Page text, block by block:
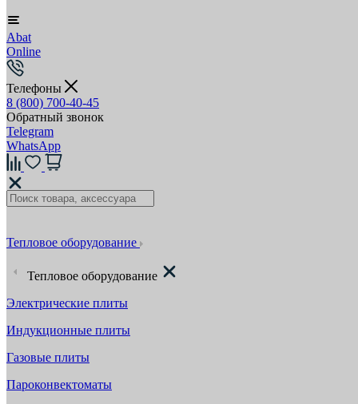
Abat
Online
Телефоны
8 (800) 700-40-45
Обратный звонок
Telegram
WhatsApp
Тепловое оборудование
Тепловое оборудование
Электрические плиты
Индукционные плиты
Газовые плиты
Пароконвектоматы